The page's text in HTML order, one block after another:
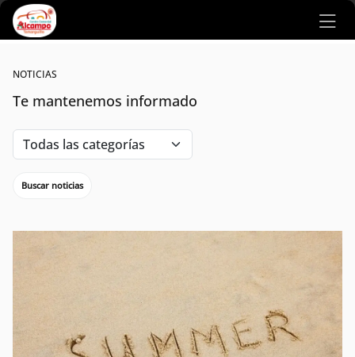
Ir al contenido principal
NOTICIAS
Te mantenemos informado
Buscar noticias